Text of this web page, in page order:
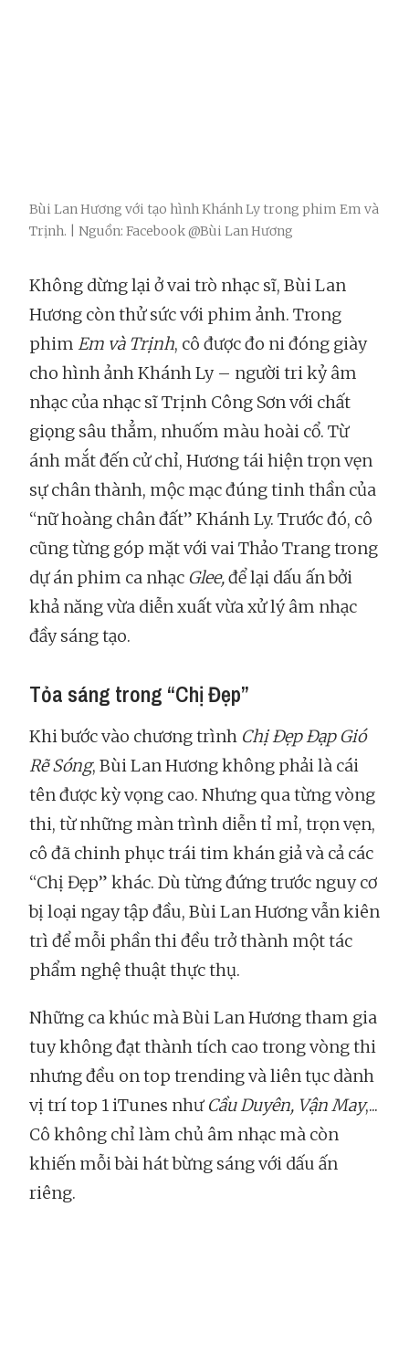
Bùi Lan Hương với tạo hình Khánh Ly trong phim Em và
Trịnh. | Nguồn: Facebook @Bùi Lan Hương
Không dừng lại ở vai trò nhạc sĩ, Bùi Lan
Hương còn thử sức với phim ảnh. Trong
phim Em và Trịnh, cô được đo ni đóng giày
cho hình ảnh Khánh Ly – người tri kỷ âm
nhạc của nhạc sĩ Trịnh Công Sơn với chất
giọng sâu thẳm, nhuốm màu hoài cổ. Từ
ánh mắt đến cử chỉ, Hương tái hiện trọn vẹn
sự chân thành, mộc mạc đúng tinh thần của
“nữ hoàng chân đất” Khánh Ly. Trước đó, cô
cũng từng góp mặt với vai Thảo Trang trong
dự án phim ca nhạc Glee,để lại dấu ấn bởi
khả năng vừa diễn xuất vừa xử lý âm nhạc
đầy sáng tạo.
Tỏa sáng trong “Chị Đẹp”
Khi bước vào chương trình Chị Đẹp Đạp Gió
Rẽ Sóng, Bùi Lan Hương không phải là cái
tên được kỳ vọng cao. Nhưng qua từng vòng
thi, từ những màn trình diễn tỉ mỉ, trọn vẹn,
cô đã chinh phục trái tim khán giả và cả các
“Chị Đẹp” khác. Dù từng đứng trước nguy cơ
bị loại ngay tập đầu, Bùi Lan Hương vẫn kiên
trì để mỗi phần thi đều trở thành một tác
phẩm nghệ thuật thực thụ.
Những ca khúc mà Bùi Lan Hương tham gia
tuy không đạt thành tích cao trong vòng thi
nhưng đều on top trending và liên tục dành
vị trí top 1 iTunes như Cầu Duyên, Vận May,...
Cô không chỉ làm chủ âm nhạc mà còn
khiến mỗi bài hát bừng sáng với dấu ấn
riêng.